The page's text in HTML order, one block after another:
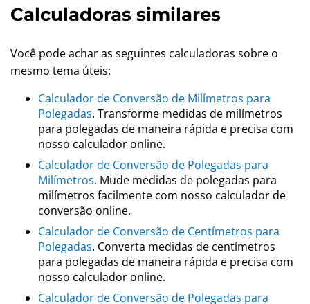
Calculadoras similares
Você pode achar as seguintes calculadoras sobre o
mesmo tema úteis:
Calculador de Conversão de Milímetros para
Polegadas. Transforme medidas de milímetros
para polegadas de maneira rápida e precisa com
nosso calculador online.
Calculador de Conversão de Polegadas para
Milímetros. Mude medidas de polegadas para
milímetros facilmente com nosso calculador de
conversão online.
Calculador de Conversão de Centímetros para
Polegadas. Converta medidas de centímetros
para polegadas de maneira rápida e precisa com
nosso calculador online.
Calculador de Conversão de Polegadas para